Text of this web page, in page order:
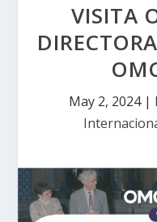
VISITA
May 2, 2024|